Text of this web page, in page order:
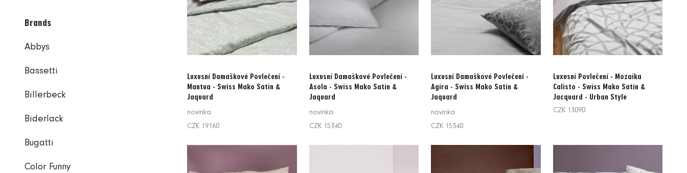
Luxusní Damaškové Povlečení -
Mantua - Swiss Mako Satin &
Jaquard
novinka
CZK 19160
Luxusní Damaškové Povlečení -
Asola - Swiss Mako Satin &
Jaquard
novinka
CZK 15340
Luxusní Damaškové Povlečení -
Agira - Swiss Mako Satin &
Jaquard
novinka
CZK 15340
Luxusní Povlečení - Mozaika
Calisto - Swiss Mako Satin &
Jacquard - Urban Style
CZK 13090
Brands
Abbys
Bassetti
Billerbeck
Biderlack
Bugatti
Color Funny